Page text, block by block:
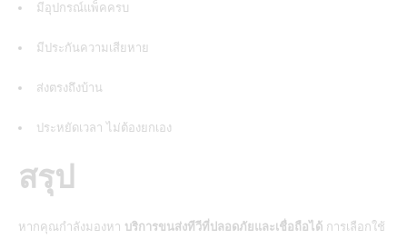
มีอุปกรณ์แพ็คครบ
มีประกันความเสียหาย
ส่งตรงถึงบ้าน
ประหยัดเวลา ไม่ต้องยกเอง
สรุป
หากคุณกำลังมองหา บริการขนส่งทีวีที่ปลอดภัยและเชื่อถือได้ การเลือกใช้